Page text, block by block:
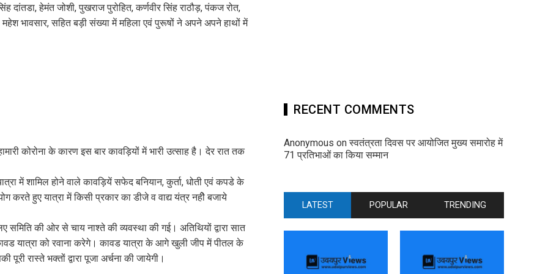
दांतडा, हेमंत जोशी, पुखराज पुरोहित, कर्णवीर सिंह राठौड़, पंकज रोत,
महेश भावसार, सहित बड़ी संख्या में महिला एवं पुरूषों ने अपने अपने हाथों में
कोरोना के कारण इस बार कावड़ियों में भारी उत्साह है। देर रात तक
में शामिल होने वाले कावड़ियें सफेद बनियान, कुर्ता, धोती एवं कपडे के
करते हुए यात्रा में किसी प्रकार का डीजे व वाद्य यंत्र नहीे बजाये
की ओर से चाय नाश्ते की व्यवस्था की गई। अतिथियों द्वारा सात
यात्रा को रवाना करेगे। कावड यात्रा के आगे खुली जीप में पीतल के
रास्ते भक्तों द्वारा पूजा अर्चना की जायेगी।
RECENT COMMENTS
Anonymous onस्वतंत्रता दिवस पर आयोजित मुख्य समारोह में
71 प्रतिभाओं का किया सम्मान
LATEST POPULAR TRENDING